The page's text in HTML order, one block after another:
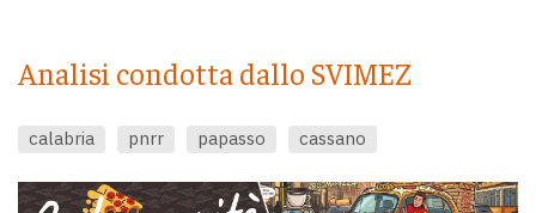
Analisi condotta dallo SVIMEZ
calabria pnrr papasso cassano